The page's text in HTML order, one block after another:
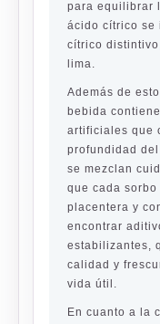
para equilibrar
ácido cítrico se
cítrico
lima.
Además de
bebida
artificiales que
profundidad
se mezclan
que cada
placentera y
encontrar
estabilizantes,
calidad y
vida útil.
En cuanto a la